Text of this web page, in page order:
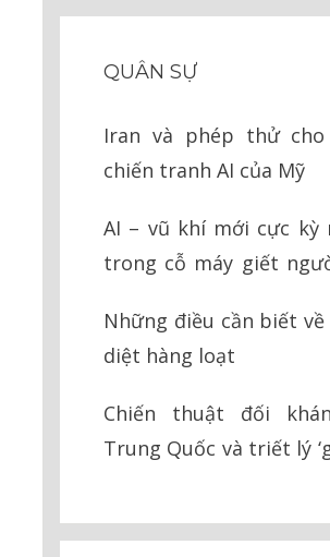
QUÂN SỰ
Iran và phép thử
chiến tranh AI của Mỹ
AI – vũ khí mới cực kỳ
trong cỗ máy giết
Những điều cần biết
diệt hàng loạt
Chiến thuật đối
Trung Quốc và triết lý